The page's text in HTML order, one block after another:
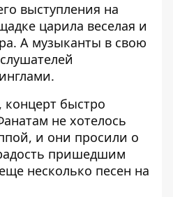
выступления на
царила веселая и
А музыканты в свою
быстро
не хотелось
и они просили о
пришедшим
несколько песен на